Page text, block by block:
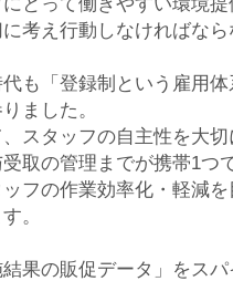
考え行動しなければな
も「登録制という雇用
ました。
スタッフの自主性を大
取の管理までが携帯1つ
フの作業効率化・軽減
。
果の販促データ」をス